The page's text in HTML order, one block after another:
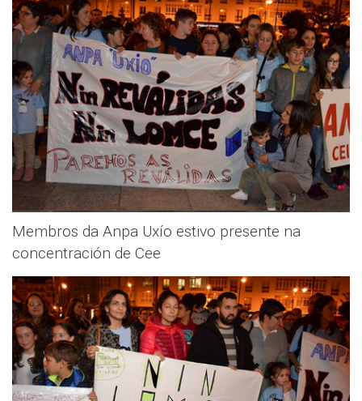
Membros da Anpa Uxío estivo presente na
concentración de Cee